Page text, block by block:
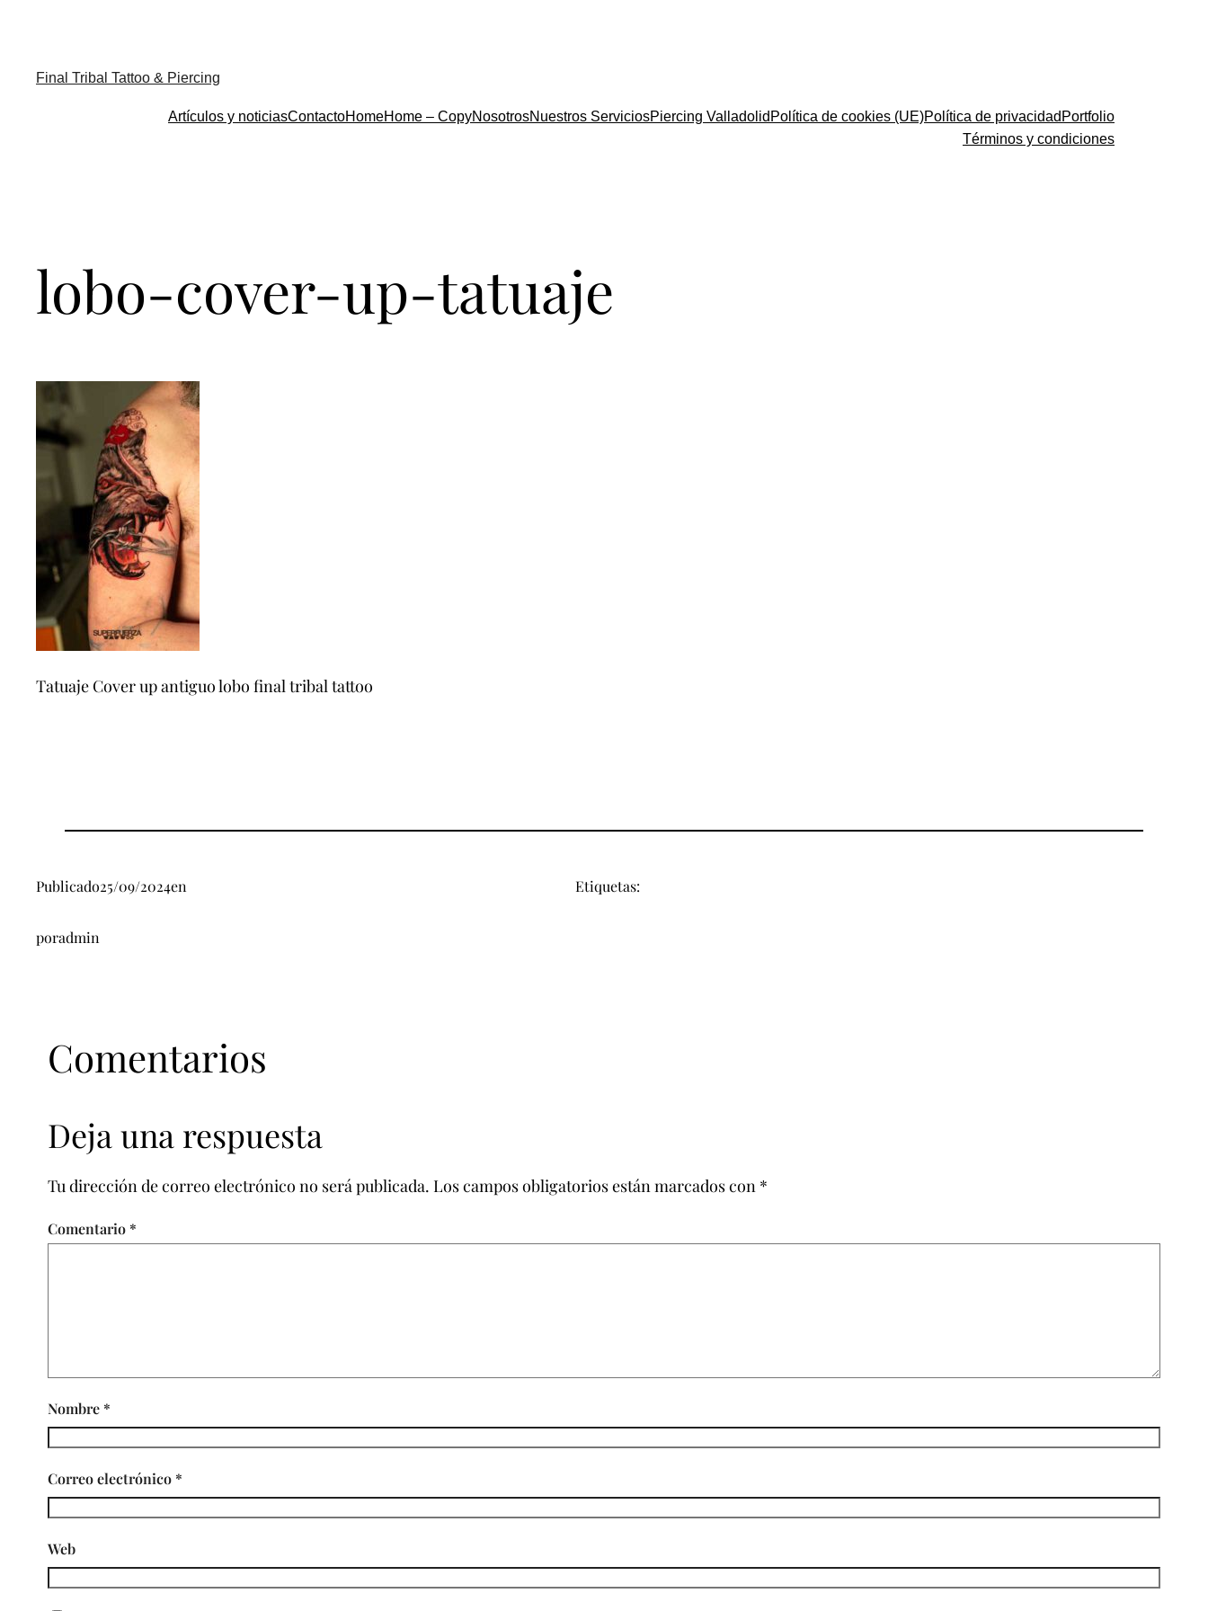
Final Tribal Tattoo & Piercing
Artículos y noticiasContactoHomeHome – CopyNosotrosNuestros ServiciosPiercing Valladolid Política de cookies (UE)Política de privacidad Portfolio
Términos y condiciones
lobo-cover-up-tatuaje
Tatuaje Cover up antiguo lobo final tribal tattoo
Publicado25/09/2024en
poradmin
Etiquetas:
Comentarios
Deja una respuesta
Tu dirección de correo electrónico no será publicada. Los campos obligatorios están marcados con *
Comentario *
Nombre *
Correo electrónico *
Web